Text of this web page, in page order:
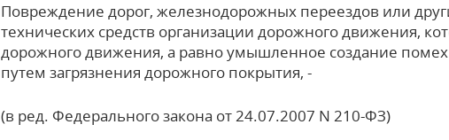
Повреждение дорог, железнодорожных переездов или
технических средств организации дорожного движения,
дорожного движения, а равно умышленное создание
путем загрязнения дорожного покрытия, -
(в ред. Федерального закона от 24.07.2007 N 210-ФЗ)